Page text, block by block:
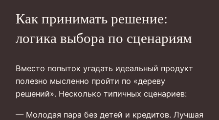
Как принимать решение:
логика выбора по сценариям
Вместо попыток угадать идеальный продукт
полезно мысленно пройти по «дереву
решений». Несколько типичных сценариев:
— Молодая пара без детей и кредитов. Лучшая